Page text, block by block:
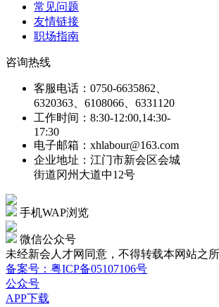
常见问题
友情链接
职场指南
咨询热线
客服电话：0750-6635862、
6320363、6108066、6331120
工作时间：8:30-12:00,14:30-
17:30
电子邮箱：xhlabour@163.com
企业地址：江门市新会区会城
街道冈州大道中12号
手机WAP浏览
微信公众号
未经新会人才网同意，不得转载本网站之
备案号：粤ICP备05107106号
公众号
APP下载